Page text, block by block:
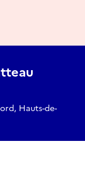
Hauts-de-